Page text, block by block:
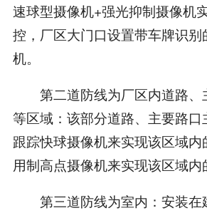
速球型摄像机+强光抑制摄像机
控，厂区大门口设置带车牌识别
机。
第二道防线为厂区内道路、
等区域：该部分道路、主要路
跟踪快球摄像机来实现该区域
用制高点摄像机来实现该区域内
第三道防线为室内：安装在